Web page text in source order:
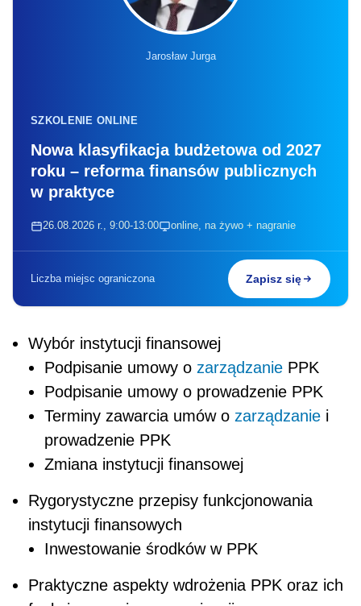
Jarosław Jurga
SZKOLENIE ONLINE
Nowa klasyfikacja budżetowa od 2027
roku – reforma finansów publicznych
w praktyce
26.08.2026 r., 9:00-13:00 online, na żywo + nagranie
Liczba miejsc ograniczona Zapisz się
Wybór instytucji finansowej
Podpisanie umowy o zarządzanie PPK
Podpisanie umowy o prowadzenie PPK
Terminy zawarcia umów o zarządzanie i
prowadzenie PPK
Zmiana instytucji finansowej
Rygorystyczne przepisy funkcjonowania
instytucji finansowych
Inwestowanie środków w PPK
Praktyczne aspekty wdrożenia PPK oraz ich